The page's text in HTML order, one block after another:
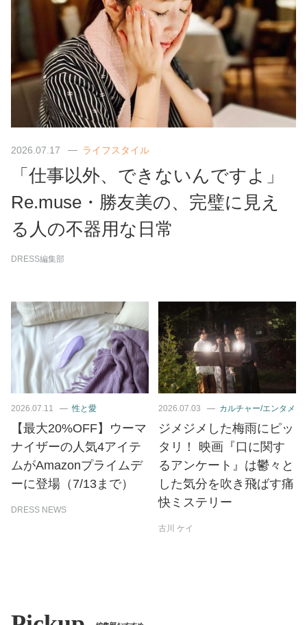
2026.07.17 ライフスタイル
「仕事以外、できないんですよ」
Re.muse・勝友美の、完璧に見え
る人の不器用な日常
DRESS編集部
2026.07.11 性と愛
【最大20%OFF】ウーマ
ナイザーの人気4アイテ
ムがAmazonプライムデ
ーに登場（7/13まで）
DRESS NEWS
2026.07.03 カルチャー/エンタメ
ジメジメした梅雨にピッ
タリ！ 映画『口に関す
るアンケート』は鬱々と
した気分を吹き飛ばす痛
快ミステリー
古川 ケイ